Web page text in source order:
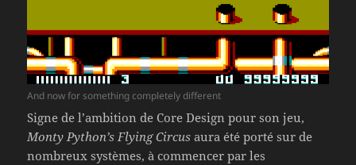
And now for something completely different
Signe de l’ambition de Core Design pour son jeu,
Monty Python’s Flying Circus aura été porté sur de
nombreux systèmes, à commencer par les